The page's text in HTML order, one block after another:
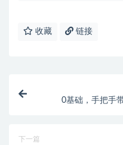
收藏 链接
0基础，手把手
下一篇